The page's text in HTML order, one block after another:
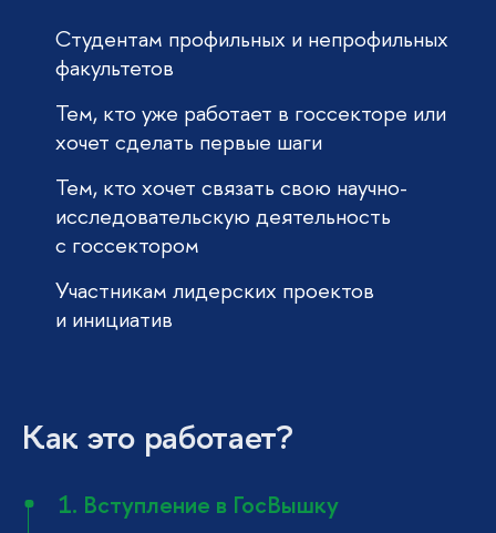
Студентам профильных и непрофильных
факультетов
Тем, кто уже работает в госсекторе или
хочет сделать первые шаги
Тем, кто хочет связать свою научно-
исследовательскую деятельность
с госсектором
Участникам лидерских проектов
и инициатив
Как это работает?
1. Вступление в ГосВышку